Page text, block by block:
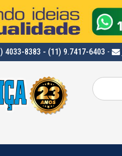
4033-8383 - (11) 9.7417-6403 -
Pesquisar
por: